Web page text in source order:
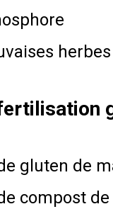
gluten de
compost